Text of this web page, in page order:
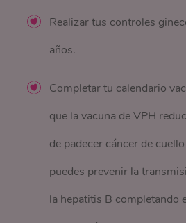
Realizar tus controles
años.
Completar tu calendario
que la vacuna de VPH
de padecer cáncer de
puedes prevenir la
la hepatitis B completando